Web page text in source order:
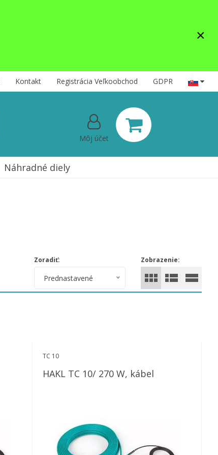
×
Kontakt Registrácia Veľkoobchod GDPR
Môj účet
Náhradné diely
Zobrazenie:
Zoradiť:
Prednastavené
TC 10
HAKL TC 10/ 270 W, kábel